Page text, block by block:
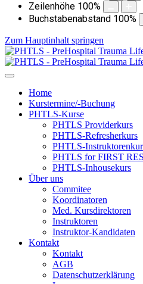
Zeilenhöhe 100%
Buchstabenabstand 100%
Zum Hauptinhalt springen
Home
Kurstermine/-Buchung
PHTLS-Kurse
PHTLS Providerkurs
PHTLS-Refresherkurs
PHTLS-
PHTLS for FIRST
PHTLS-Inhousekurs
Über uns
Commitee
Koordinatoren
Med. Kursdirektoren
Instruktoren
Instruktor-Kandidaten
Kontakt
Kontakt
AGB
Datenschutzerklärung